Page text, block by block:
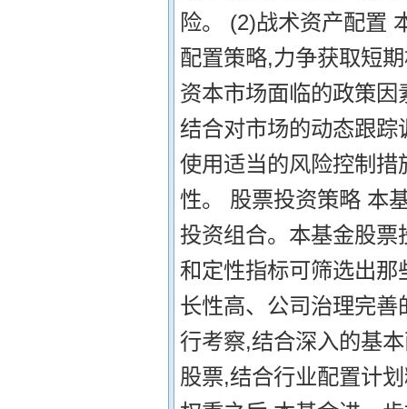
险。 (2)战术资产配置
配置策略,力争获取短
资本市场面临的政策
结合对市场的动态跟
使用适当的风险控制
性。 股票投资策略 本
投资组合。本基金股
和定性指标可筛选出
长性高、公司治理完
行考察,结合深入的基
股票,结合行业配置计